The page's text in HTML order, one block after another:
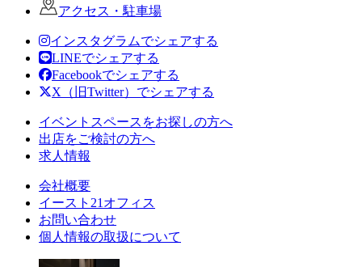
アクセス・駐車場
インスタグラムでシェアする
LINEでシェアする
Facebookでシェアする
X（旧Twitter）でシェアする
イベントスペースをお探しの方へ
出店をご検討の方へ
求人情報
会社概要
イースト21オフィス
お問い合わせ
個人情報の取扱について